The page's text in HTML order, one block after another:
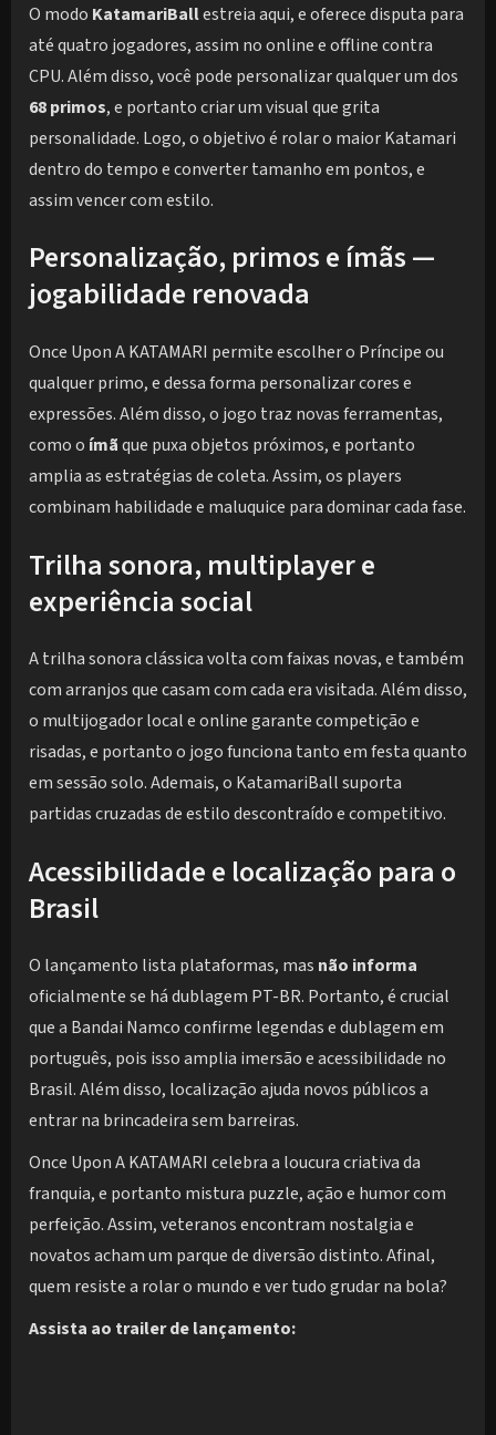
O modo KatamariBallestreia aqui, e oferece disputa para
até quatro jogadores, assim no online e offline contra
CPU. Além disso, você pode personalizar qualquer um dos
68 primos, e portanto criar um visual que grita
personalidade. Logo, o objetivo é rolar o maior Katamari
dentro do tempo e converter tamanho em pontos, e
assim vencer com estilo.
Personalização, primos e ímãs —
jogabilidade renovada
Once Upon A KATAMARI permite escolher o Príncipe ou
qualquer primo, e dessa forma personalizar cores e
expressões. Além disso, o jogo traz novas ferramentas,
como o ímãque puxa objetos próximos, e portanto
amplia as estratégias de coleta. Assim, os players
combinam habilidade e maluquice para dominar cada fase.
Trilha sonora, multiplayer e
experiência social
A trilha sonora clássica volta com faixas novas, e também
com arranjos que casam com cada era visitada. Além disso,
o multijogador local e online garante competição e
risadas, e portanto o jogo funciona tanto em festa quanto
em sessão solo. Ademais, o KatamariBall suporta
partidas cruzadas de estilo descontraído e competitivo.
Acessibilidade e localização para o
Brasil
O lançamento lista plataformas, mas não informa
oficialmente se há dublagem PT-BR. Portanto, é crucial
que a Bandai Namco confirme legendas e dublagem em
português, pois isso amplia imersão e acessibilidade no
Brasil. Além disso, localização ajuda novos públicos a
entrar na brincadeira sem barreiras.
Once Upon A KATAMARI celebra a loucura criativa da
franquia, e portanto mistura puzzle, ação e humor com
perfeição. Assim, veteranos encontram nostalgia e
novatos acham um parque de diversão distinto. Afinal,
quem resiste a rolar o mundo e ver tudo grudar na bola?
Assista ao trailer de lançamento: